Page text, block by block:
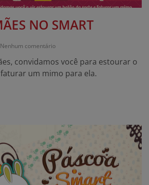
NO SMART
Nenhum comentário
convidamos você para estourar o
um mimo para ela.